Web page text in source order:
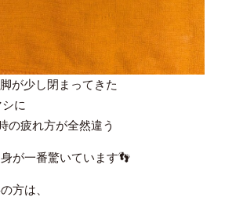
が少し閉まってきた
に
の疲れ方が全然違う
が一番驚いています👣
方は、